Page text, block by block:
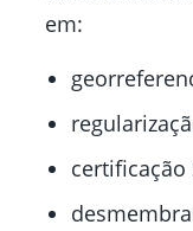
em:
certificação